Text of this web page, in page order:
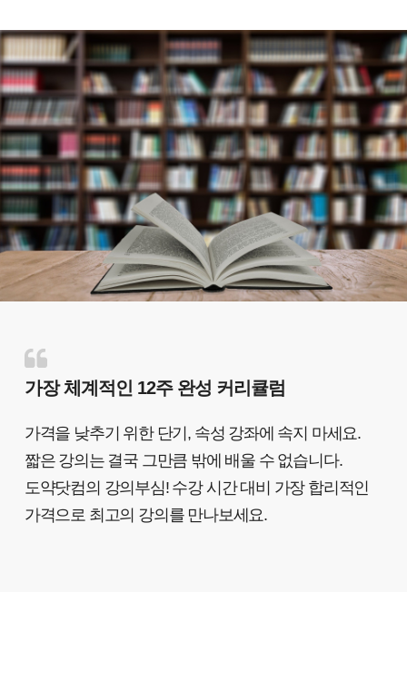
가장 체계적인 12주 완성 커리큘럼
가격을 낮추기 위한 단기, 속성 강좌에 속지 마세요.
짧은 강의는 결국 그만큼 밖에 배울 수 없습니다.
도약닷컴의 강의부심! 수강 시간 대비 가장 합리적인
가격으로 최고의 강의를 만나보세요.